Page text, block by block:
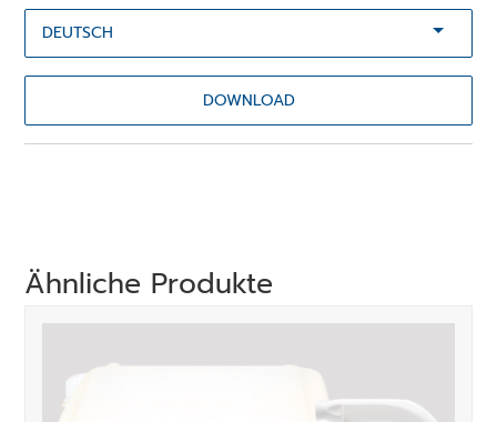
DOWNLOAD
Ähnliche Produkte